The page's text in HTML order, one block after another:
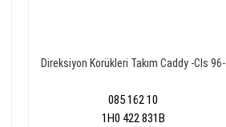
Direksiyon Korükleri Takım Caddy -Cls 96-
085 162 10
1H0 422 831B